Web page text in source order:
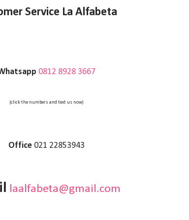
Service La Alfabeta
0812 8928 3667
(click the numbers and text us now)
Office021 22853943
laalfabeta@gmail.com